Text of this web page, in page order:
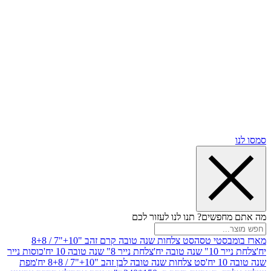
תנו לנו לעזור לכם
טסה
סט צלחות שנה טובה קרם זהב "10+"7 / 8+8
יח'
צלחת נייר 8" שנה טובה 10 יח'
כוסות נייר
סט צלחות שנה טובה לבן זהב "10+"7 / 8+8 יח'
מפת